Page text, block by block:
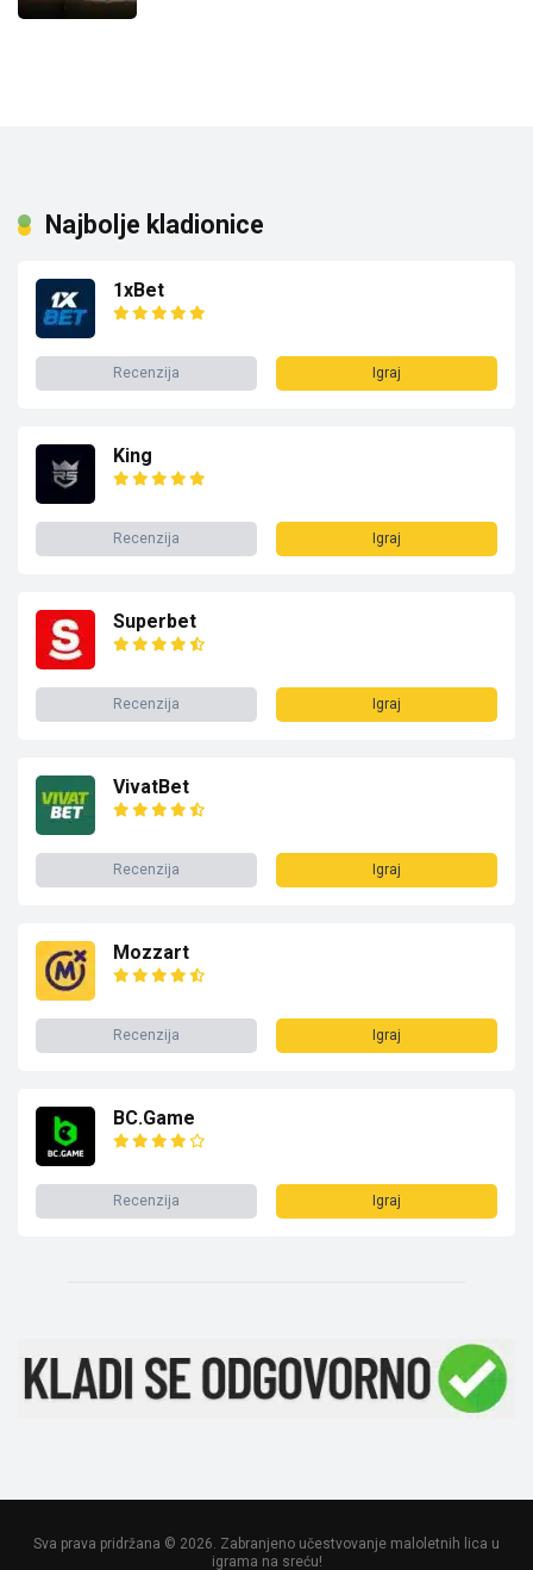
Najbolje kladionice
1xBet
Recenzija Igraj
King
Recenzija Igraj
Superbet
Recenzija Igraj
VivatBet
Recenzija Igraj
Mozzart
Recenzija Igraj
BC.Game
Recenzija Igraj
Sva prava pridržana © 2026. Zabranjeno učestvovanje maloletnih lica u
igrama na sreću!